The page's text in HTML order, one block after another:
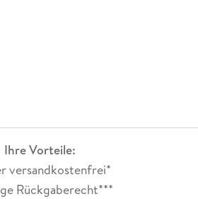
Ihre Vorteile:
versandkostenfrei*
Rückgaberecht***